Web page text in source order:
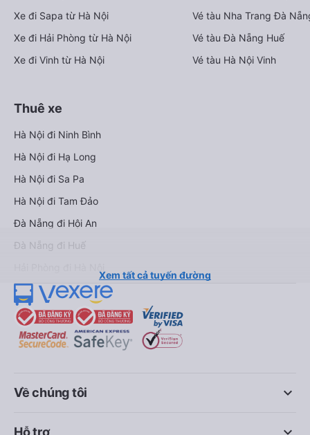
Xe đi Sapa từ Hà Nội
Xe đi Hải Phòng từ Hà Nội
Xe đi Vinh từ Hà Nội
Vé tàu Nha Trang Đà
Vé tàu Đà Nẵng Huế
Vé tàu Hà Nội Vinh
Thuê xe
Hà Nội đi Ninh Bình
Hà Nội đi Hạ Long
Hà Nội đi Sa Pa
Hà Nội đi Tam Đảo
Đà Nẵng đi Hội An
Đà Nẵng đi Huế
Xem tất cả tuyến đường
keyboard_arrow_down
Về chúng tôi
Hỗ trợ